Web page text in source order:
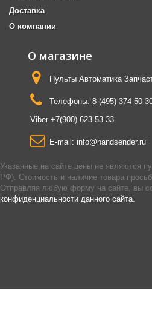
Доставка
О компании
О магазине
Пульты Автоматика
Телефоны: 8-(495)-374-50-
Viber +7(900) 623 53 33
E-mail: info@handsender.ru
Указанные на сайте цены не являются
РФ). Стоимость и наличие товара
Отправляя любую форму на сайте, вы
конфиденциальности данного сайта.